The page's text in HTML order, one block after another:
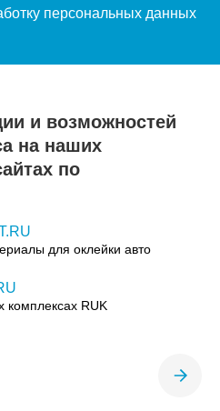
персональных данных
и возможностей
на наших
по
для оклейки авто
комплексах RUK